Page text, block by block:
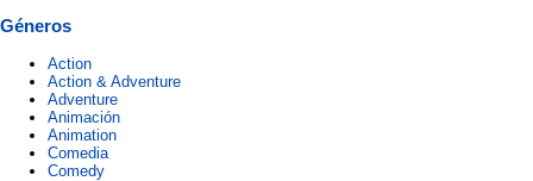
Géneros
Action
Action & Adventure
Adventure
Animación
Animation
Comedia
Comedy